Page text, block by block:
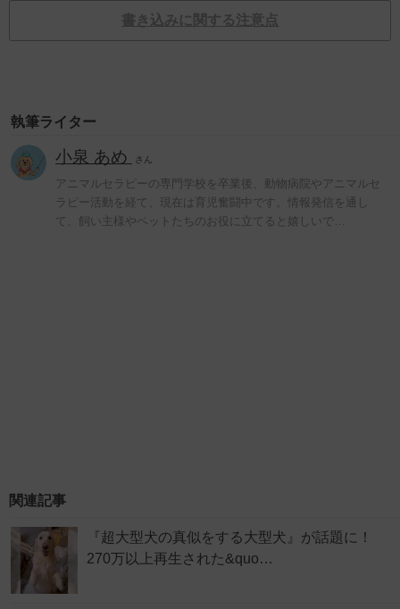
書き込みに関する注意点
執筆ライター
小泉 あめ さん
アニマルセラピーの専門学校を卒業後、動物病院やアニマルセ
ラピー活動を経て、現在は育児奮闘中です。情報発信を通し
て、飼い主様やペットたちのお役に立てると嬉しいで…
関連記事
『超大型犬の真似をする大型犬』が話題に！
270万以上再生された&quo…